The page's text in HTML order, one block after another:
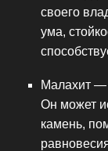
своего
ума,
Малахит —
Он может
камень,